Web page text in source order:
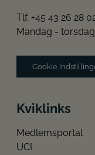
Tlf. +45 43 26 28
Mandag -
Cookie
Kviklinks
Medlemsportal
UCI